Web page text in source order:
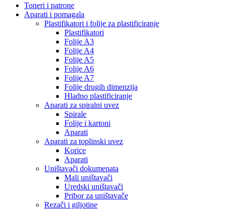
Toneri i patrone
Aparati i pomagala
Plastifikatori i folije za plastificiranje
Plastifikatori
Folije A3
Folije A4
Folije A5
Folije A6
Folije A7
Folije drugih dimenzija
Hladno plastificiranje
Aparati za spiralni uvez
Spirale
Folije i kartoni
Aparati
Aparati za toplinski uvez
Korice
Aparati
Uništavači dokumenata
Mali uništavači
Uredski uništavači
Pribor za uništavače
Rezači i giljotine